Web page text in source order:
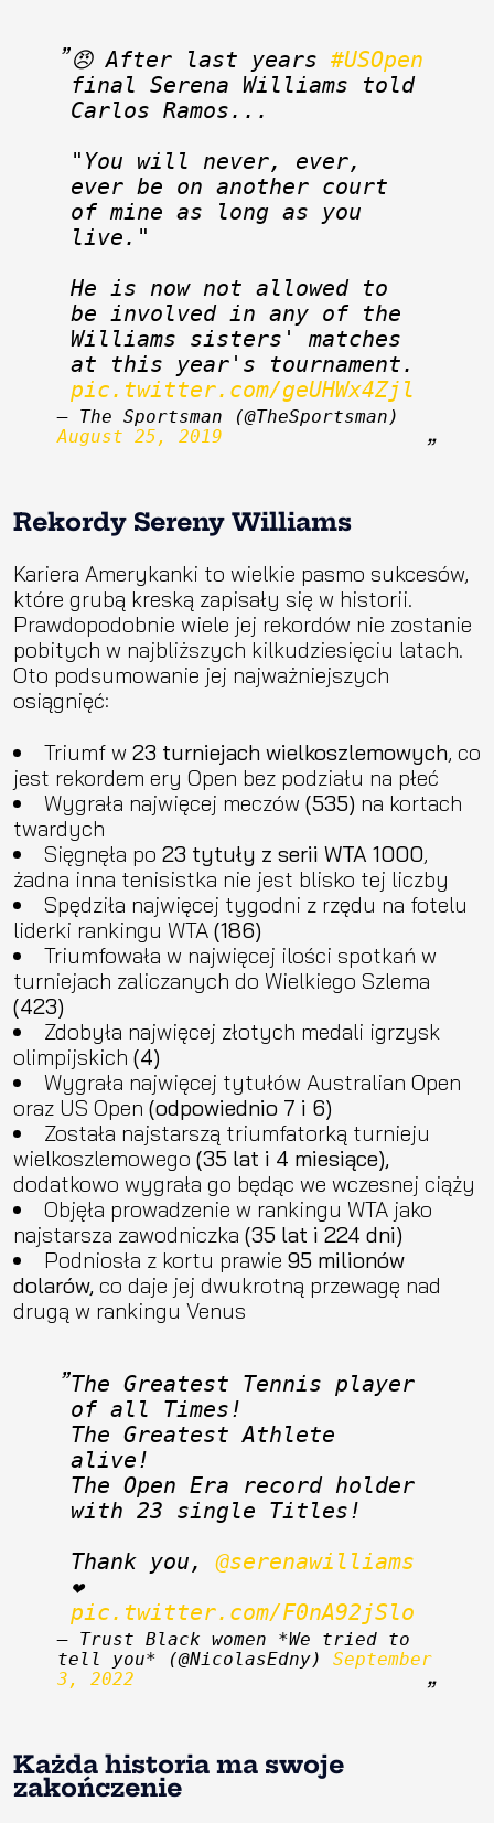
😠 After last years #USOpen
final Serena Williams told
Carlos Ramos...
"You will never, ever,
ever be on another court
of mine as long as you
live."
He is now not allowed to
be involved in any of the
Williams sisters' matches
pic.twitter.com/geUHWx4Zjl
August 25, 2019
Rekordy Sereny Williams
Kariera Amerykanki to wielkie pasmo sukcesów,
które grubą kreską zapisały się w historii.
Prawdopodobnie wiele jej rekordów nie zostanie
pobitych w najbliższych kilkudziesięciu latach.
Oto podsumowanie jej najważniejszych
osiągnięć:
Triumf w 23 turniejach wielkoszlemowych, co
jest rekordem ery Open bez podziału na płeć
Wygrała najwięcej meczów (535) na kortach
twardych
Sięgnęła po 23 tytuły z serii WTA 1000,
żadna inna tenisistka nie jest blisko tej liczby
Spędziła najwięcej tygodni z rzędu na fotelu
liderki rankingu WTA (186)
Triumfowała w najwięcej ilości spotkań w
turniejach zaliczanych do Wielkiego Szlema
(423)
Zdobyła najwięcej złotych medali igrzysk
olimpijskich (4)
Wygrała najwięcej tytułów Australian Open
oraz US Open (odpowiednio 7 i 6)
Została najstarszą triumfatorką turnieju
wielkoszlemowego (35 lat i 4 miesiące),
dodatkowo wygrała go będąc we wczesnej ciąży
Objęła prowadzenie w rankingu WTA jako
najstarsza zawodniczka (35 lat i 224 dni)
Podniosła z kortu prawie 95 milionów
dolarów, co daje jej dwukrotną przewagę nad
drugą w rankingu Venus
The Greatest Tennis player
of all Times!
The Greatest Athlete
alive!
The Open Era record holder
with 23 single Titles!
Thank you, @serenawilliams
❤
pic.twitter.com/F0nA92jSlo
— Trust Black women *We tried to
tell you* (@NicolasEdny) September
3, 2022
Każda historia ma swoje
zakończenie